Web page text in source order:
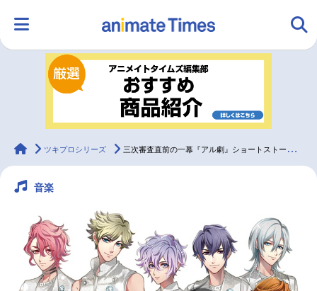
ランキング アニメ
ラジオ みんなの声
2.5次元 配信・Vtuber トレンド 無料マンガ
最新記事一覧
animateTimes
ツキプロシリーズ 三次審査直前の一幕『アル劇』ショートストーリー連載第13回！
音楽